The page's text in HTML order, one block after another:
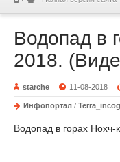
Водопад в
2018.
starche 11-08-2018
Инфопортал /
Водопад в горах